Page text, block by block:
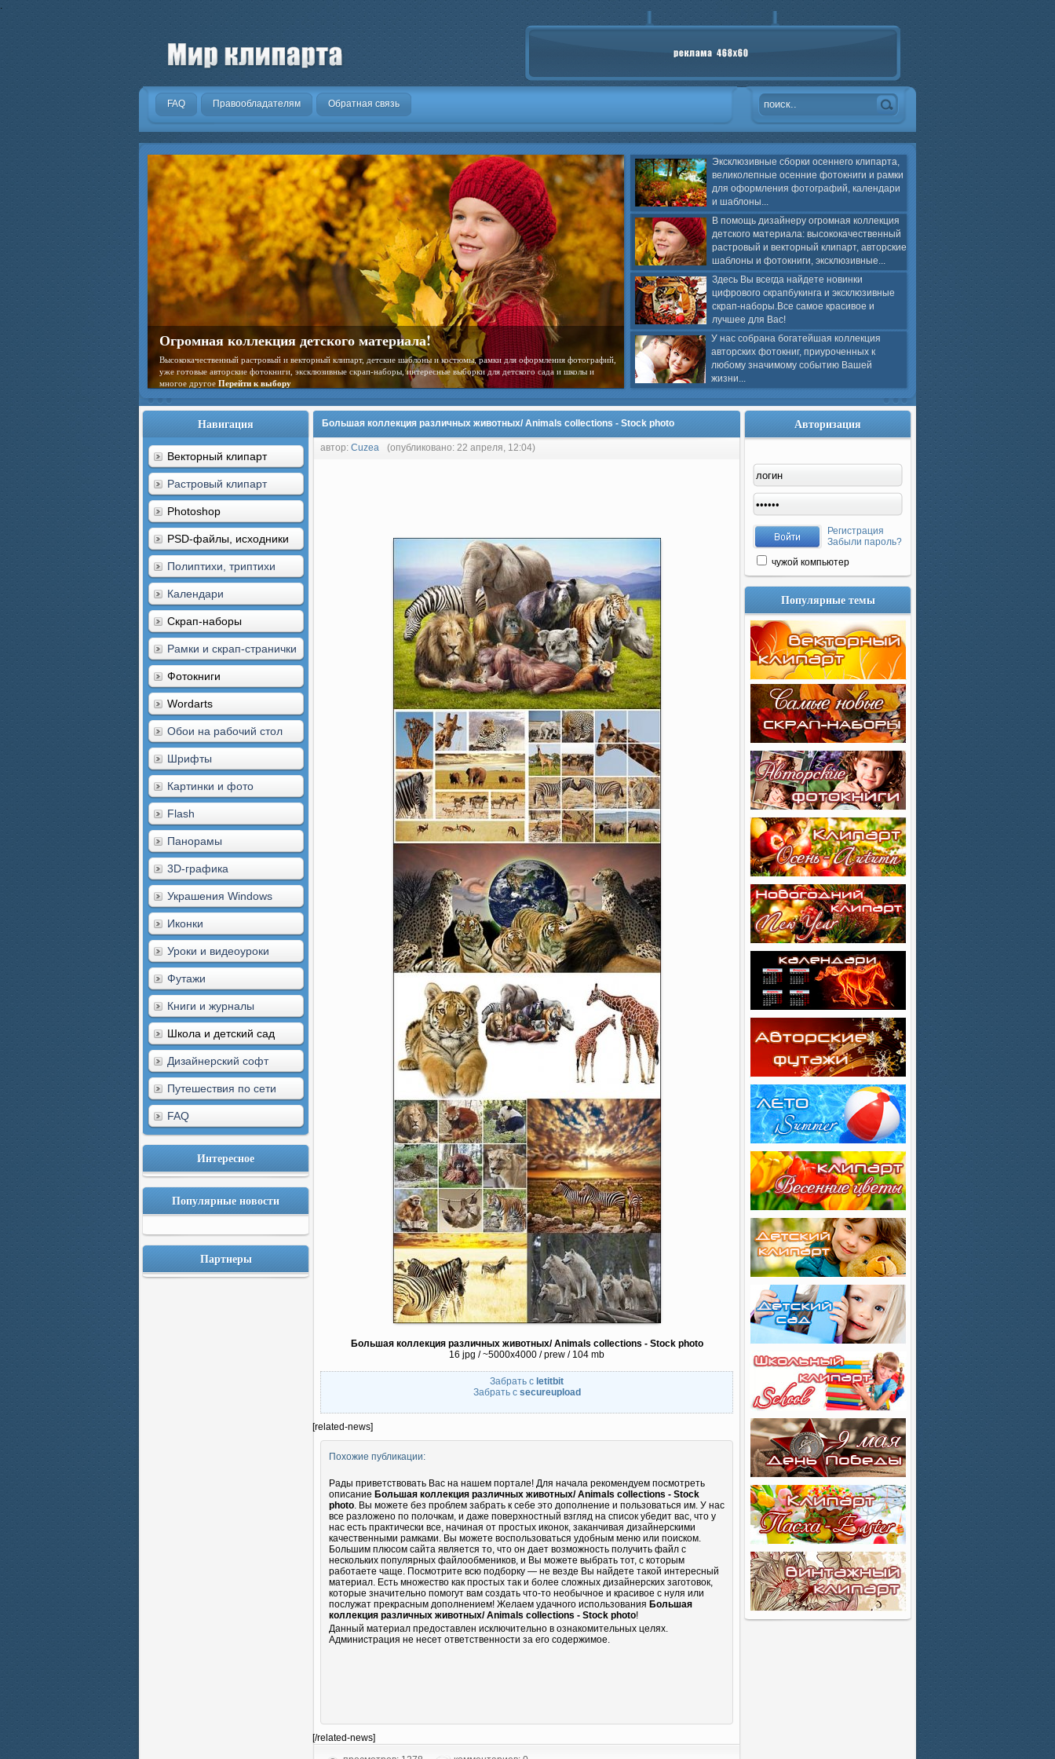
.
FAQ Правообладателям Обратная связь
Эксклюзивные сборки осеннего клипарта,
великолепные осенние фотокниги и рамки
для оформления фотографий, календари
и шаблоны...
В помощь дизайнеру огромная коллекция
детского материала: высококачественный
растровый и векторный клипарт, авторские
шаблоны и фотокниги, эксклюзивные...
Здесь Вы всегда найдете новинки
цифрового скрапбукинга и эксклюзивные
скрап-наборы.Все самое красивое и
лучшее для Вас!
У нас собрана богатейшая коллекция
авторских фотокниг, приуроченных к
любому значимому событию Вашей
жизни...
Огромная коллекция детского материала!
Высококачественный растровый и векторный клипарт, детские шаблоны и костюмы, рамки для оформления фотографий,
уже готовые авторские фотокниги, эксклюзивные скрап-наборы, интересные выборки для детского сада и школы и
многое другое Перейти к выбору
Навигация
Векторный клипарт
Растровый клипарт
Photoshop
PSD-файлы, исходники
Полиптихи, триптихи
Календари
Скрап-наборы
Рамки и скрап-странички
Фотокниги
Wordarts
Обои на рабочий стол
Шрифты
Картинки и фото
Flash
Панорамы
3D-графика
Украшения Windows
Иконки
Уроки и видеоуроки
Футажи
Книги и журналы
Школа и детский сад
Дизайнерский софт
Путешествия по сети
FAQ
Интересное
Популярные новости
Партнеры
Большая коллекция различных животных/ Animals collections - Stock photo
автор: Cuzea (опубликовано: 22 апреля, 12:04)
Большая коллекция различных животных/ Animals collections - Stock photo
16 jpg / ~5000x4000 / prew / 104 mb
Забрать с letitbit
Забрать с secureupload
[related-news]
Похожие публикации:
Рады приветствовать Вас на нашем портале! Для начала рекомендуем посмотреть
описание Большая коллекция различных животных/ Animals collections - Stock
photo. Вы можете без проблем забрать к себе это дополнение и пользоваться им. У нас
все разложено по полочкам, и даже поверхностный взгляд на список убедит вас, что у
нас есть практически все, начиная от простых иконок, заканчивая дизайнерскими
качественными рамками. Вы можете воспользоваться удобным меню или поиском.
Большим плюсом сайта является то, что он дает возможность получить файл с
нескольких популярных файлообмеников, и Вы можете выбрать тот, с которым
работаете чаще. Посмотрите всю подборку — не везде Вы найдете такой интересный
материал. Есть множество как простых так и более сложных дизайнерских заготовок,
которые значительно помогут вам создать что-то необычное и красивое с нуля или
послужат прекрасным дополнением! Желаем удачного использования Большая
коллекция различных животных/ Animals collections - Stock photo!
Данный материал предоставлен исключительно в ознакомительных целях.
Администрация не несет ответственности за его содержимое.
[/related-news]
Авторизация
Регистрация
Забыли пароль?
чужой компьютер
Популярные темы